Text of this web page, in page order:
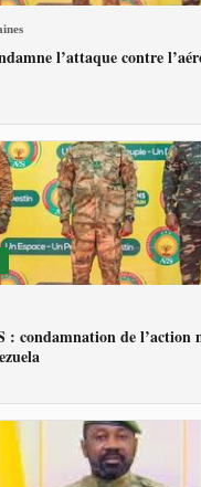
l’attaque contre
: condamnation de l’action